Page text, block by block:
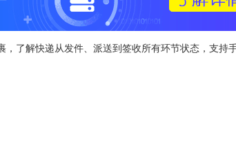
，了解快递从发件、派送到签收所有环节状态，支持